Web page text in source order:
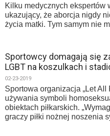
Kilku medycznych ekspertów
ukazujący, że aborcja nigdy
życia matki. Tym samym nie
Sportowcy domagają się
LGBT na koszulkach i
02-23-2019
Sportowa organizacja „Let All
używania symboli
obiektach piłkarskich.
graczy piłki nożnej noszenia